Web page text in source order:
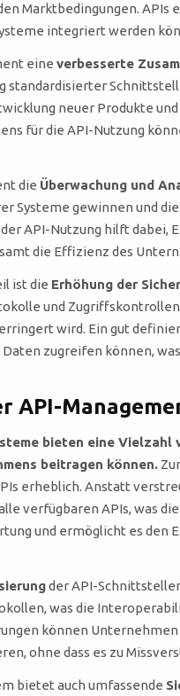
Marktbedingungen.
integriert werden
eine verbesserte
standardisierter
neuer Produkte
für die API-Nutzung
die Überwachung und
Systeme gewinnen und
API-Nutzung hilft dabei,
die Effizienz des
ist die Erhöhung der
und
wird. Ein gut
zugreifen können,
bieten eine
beitragen können.
erheblich. Anstatt
verfügbaren APIs, was
und ermöglicht es den
der API-
was die
können
ohne dass es zu
bietet auch umfassende